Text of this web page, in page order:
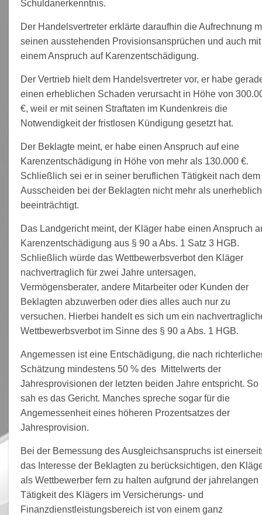
Schuldanerkenntnis.
Der Handelsvertreter erklärte daraufhin die Aufrechnung
seinen ausstehenden Provisionsansprüchen und auch mit
einem Anspruch auf Karenzentschädigung.
Der Vertrieb hielt dem Handelsvertreter vor, er habe
einen erheblichen Schaden verursacht in Höhe von
€, weil er mit seinen Straftaten im Kundenkreis die
Notwendigkeit der fristlosen Kündigung gesetzt hat.
Der Beklagte meint, er habe einen Anspruch auf eine
Karenzentschädigung in Höhe von mehr als 130.000 €.
Schließlich sei er in seiner beruflichen Tätigkeit nach dem
Ausscheiden bei der Beklagten nicht mehr als unerheblich
beeinträchtigt.
Das Landgericht meint, der Kläger habe einen Anspruch
Karenzentschädigung aus § 90 a Abs. 1 Satz 3 HGB.
Schließlich würde das Wettbewerbsverbot den Kläger
nachvertraglich für zwei Jahre untersagen,
Vermögensberater, andere Mitarbeiter oder Kunden der
Beklagten abzuwerben oder dies alles auch nur zu
versuchen. Hierbei handelt es sich um ein
Wettbewerbsverbot im Sinne des § 90 a Abs. 1 HGB.
Angemessen ist eine Entschädigung, die nach
Schätzung mindestens 50 % des Mittelwerts der
Jahresprovisionen der letzten beiden Jahre entspricht. So
sah es das Gericht. Manches spreche sogar für die
Angemessenheit eines höheren Prozentsatzes der
Jahresprovision.
Bei der Bemessung des Ausgleichsanspruchs ist
das Interesse der Beklagten zu berücksichtigen, den
als Wettbewerber fern zu halten aufgrund der jahrelangen
Tätigkeit des Klägers im Versicherungs- und
Finanzdienstleistungsbereich ist von einem ganz